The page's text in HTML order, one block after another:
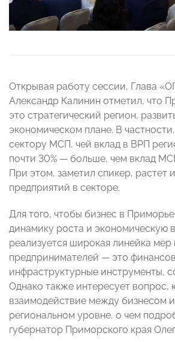
Открывая работу сессии, Глава
Александр Калинин отметил, что
это стратегический регион,
экономическом плане. В
сектору МСП, чей вклад в ВРП
почти 30% — больше, чем вклад
При этом, заметил спикер, растет
предприятий в секторе.
Для того, чтобы бизнес в
динамику роста и экономическую
реализуется широкая линейка
предпринимателей — это
инфраструктурные инструменты,
Однако также интересует вопрос,
взаимодействие между бизнесом
региональном уровне, о чем
губернатор Приморского края